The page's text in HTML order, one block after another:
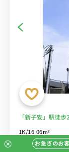
「新子安」駅徒
1K/16.06m²
JR京浜東北
お急ぎのお